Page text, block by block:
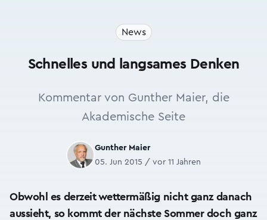
News
Schnelles und langsames Denken
Kommentar von Gunther Maier, die
Akademische Seite
Gunther Maier
05. Jun 2015 / vor 11 Jahren
Obwohl es derzeit wettermäßig nicht ganz danach
aussieht, so kommt der nächste Sommer doch ganz